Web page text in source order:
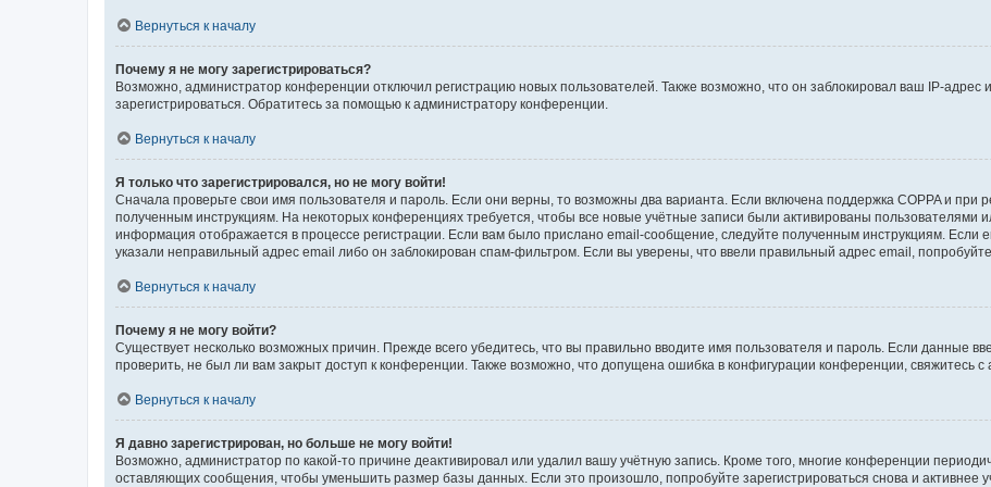
Вернуться к началу
Почему я не могу зарегистрироваться?
Возможно, администратор конференции отключил регистрацию новых пользователей. Также возможно, что он заблокировал ваш IP-
зарегистрироваться. Обратитесь за помощью к администратору конференции.
Вернуться к началу
Я только что зарегистрировался, но не могу войти!
Сначала проверьте свои имя пользователя и пароль. Если они верны, то возможны два варианта. Если включена поддержка COPPA и при
полученным инструкциям. На некоторых конференциях требуется, чтобы все новые учётные записи были активированы пользователями
информация отображается в процессе регистрации. Если вам было прислано email-сообщение, следуйте полученным инструкциям. Если
указали неправильный адрес email либо он заблокирован спам-фильтром. Если вы уверены, что ввели правильный адрес email,
Вернуться к началу
Почему я не могу войти?
Существует несколько возможных причин. Прежде всего убедитесь, что вы правильно вводите имя пользователя и пароль. Если данные
проверить, не был ли вам закрыт доступ к конференции. Также возможно, что допущена ошибка в конфигурации конференции, свяжитесь с
Вернуться к началу
Я давно зарегистрирован, но больше не могу войти!
Возможно, администратор по какой-то причине деактивировал или удалил вашу учётную запись. Кроме того, многие конференции
оставляющих сообщения, чтобы уменьшить размер базы данных. Если это произошло, попробуйте зарегистрироваться снова и активнее